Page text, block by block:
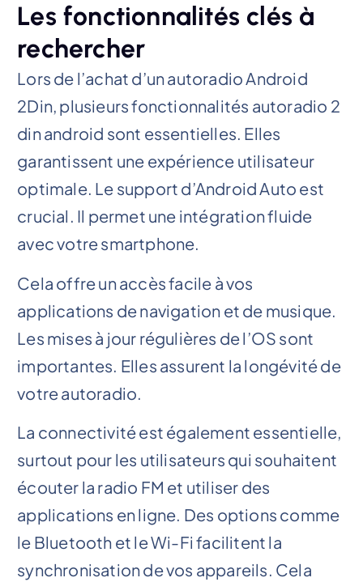
Les fonctionnalités clés à
rechercher
Lors de l’achat d’un autoradio Android
2Din, plusieurs fonctionnalités autoradio 2
din android sont essentielles. Elles
garantissent une expérience utilisateur
optimale. Le support d’Android Auto est
crucial. Il permet une intégration fluide
avec votre smartphone.
Cela offre un accès facile à vos
applications de navigation et de musique.
Les mises à jour régulières de l’OS sont
importantes. Elles assurent la longévité de
votre autoradio.
La connectivité est également essentielle,
surtout pour les utilisateurs qui souhaitent
écouter la radio FM et utiliser des
applications en ligne. Des options comme
le Bluetooth et le Wi-Fi facilitent la
synchronisation de vos appareils. Cela